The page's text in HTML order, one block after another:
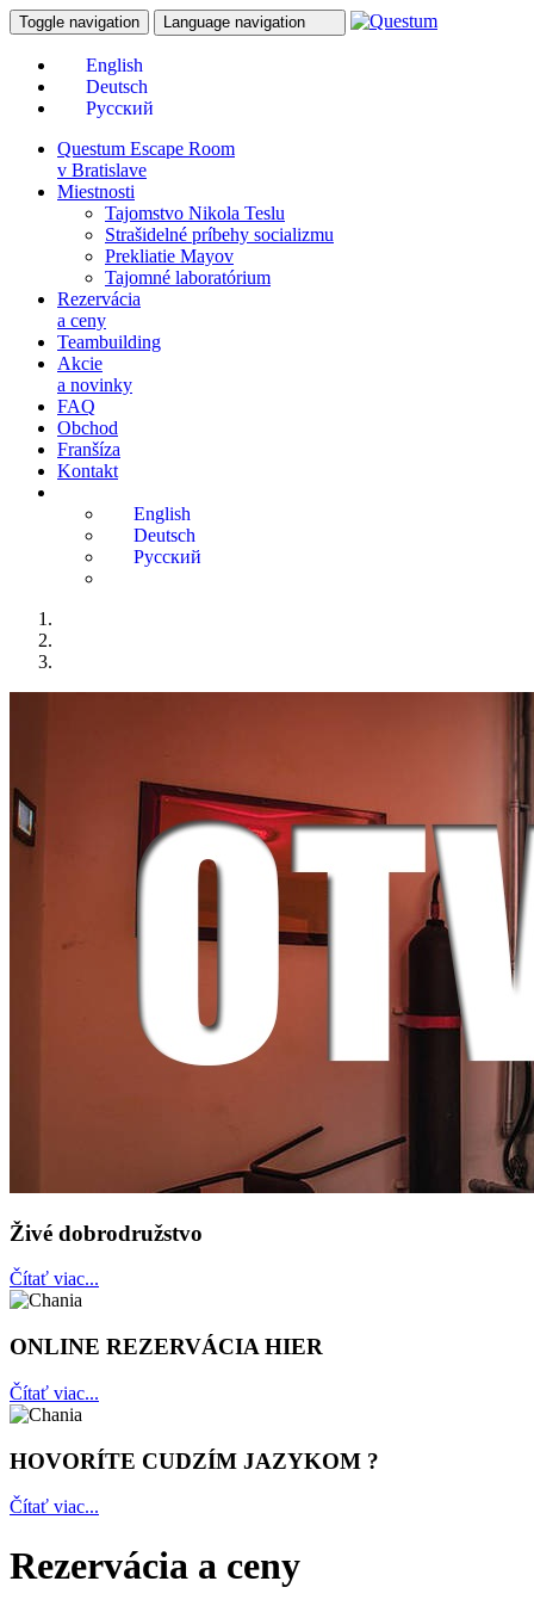
Toggle navigation Language navigation
Questum Escape Room
v Bratislave
Miestnosti
Tajomstvo Nikola Teslu
Strašidelné príbehy socializmu
Prekliatie Mayov
Tajomné laboratórium
Rezervácia
a ceny
Teambuilding
Akcie
a novinky
FAQ
Obchod
Franšíza
Kontakt
Živé dobrodružstvo
Čítať viac...
ONLINE REZERVÁCIA HIER
Čítať viac...
HOVORÍTE CUDZÍM JAZYKOM ?
Čítať viac...
Rezervácia a ceny